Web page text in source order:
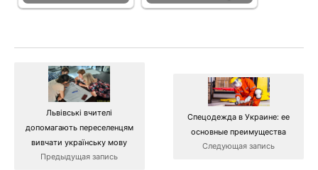
Львівські вчителі
допомагають переселенцям
вивчати українську мову
Предыдущая запись
Спецодежда в Украине: ее
основные преимущества
Следующая запись